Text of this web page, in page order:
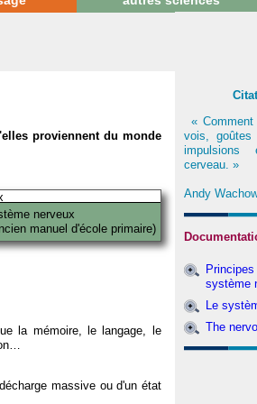
proviennent du monde
nerveux
manuel d'école primaire)
la mémoire, le langage, le
massive ou d'un état
«
vois,
impulsions
cerveau. »
Andy
système
Le
The